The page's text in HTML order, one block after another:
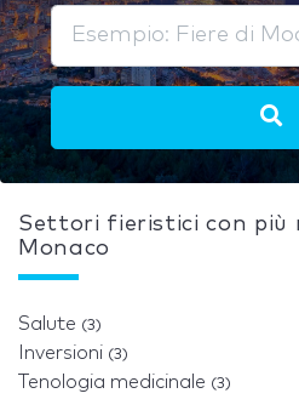
Settori fieristici con più
Monaco
Salute (3)
Inversioni (3)
Tenologia medicinale (3)